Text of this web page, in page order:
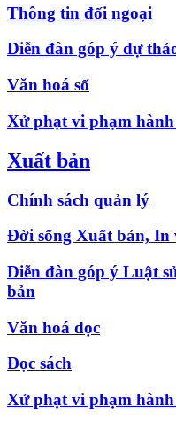
Thông tin đối ngoại
Diễn đàn góp ý dự
Văn hoá số
Xử phạt vi phạm
Xuất bản
Chính sách quản lý
Đời sống Xuất bản, In
Diễn đàn góp ý Luật
bản
Văn hoá đọc
Đọc sách
Xử phạt vi phạm